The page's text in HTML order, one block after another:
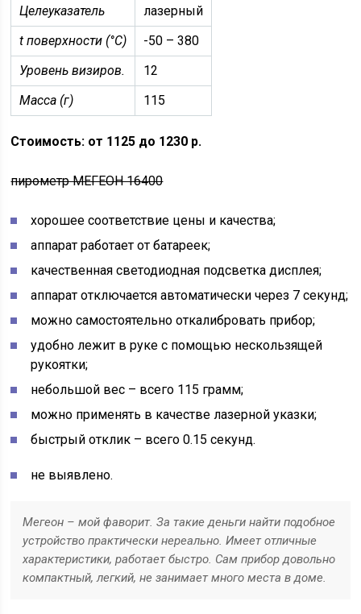
Целеуказатель
лазерный
t поверхности (°C)
-50 – 380
Уровень визиров.
12
Масса (г)
115
Стоимость: от 1125 до 1230 р.
пирометр МЕГЕОН 16400
хорошее соответствие цены и качества;
аппарат работает от батареек;
качественная светодиодная подсветка дисплея;
аппарат отключается автоматически через 7 секунд;
можно самостоятельно откалибровать прибор;
удобно лежит в руке с помощью нескользящей
рукоятки;
небольшой вес – всего 115 грамм;
можно применять в качестве лазерной указки;
быстрый отклик – всего 0.15 секунд.
не выявлено.
Мегеон – мой фаворит. За такие деньги найти подобное
устройство практически нереально. Имеет отличные
характеристики, работает быстро. Сам прибор довольно
компактный, легкий, не занимает много места в доме.